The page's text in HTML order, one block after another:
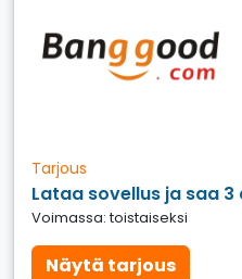
Tarjous
Lataa sovellus ja saa
Voimassa: toistaiseksi
Näytä tarjous